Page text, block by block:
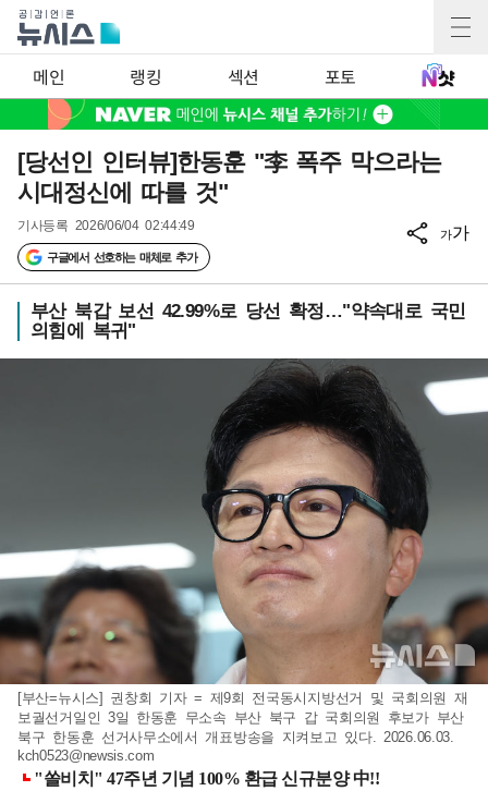
메인 랭킹 섹션 포토
[당선인 인터뷰]한동훈 "李 폭주 막으라는
시대정신에 따를 것"
기사등록 2026/06/04 02:44:49
구글에서 선호하는 매체로 추가
가가
부산 북갑 보선 42.99%로 당선 확정…"약속대로 국민
의힘에 복귀"
[부산=뉴시스] 권창회 기자 = 제9회 전국동시지방선거 및 국회의원 재
보궐선거일인 3일 한동훈 무소속 부산 북구 갑 국회의원 후보가 부산
북구 한동훈 선거사무소에서 개표방송을 지켜보고 있다. 2026.06.03.
kch0523@newsis.com